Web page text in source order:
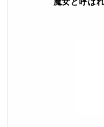
魔女と呼ば